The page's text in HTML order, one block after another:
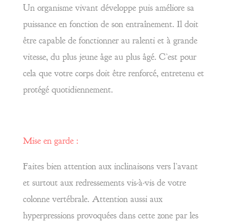
Un organisme vivant développe puis améliore sa
puissance en fonction de son entraînement. Il doit
être capable de fonctionner au ralenti et à grande
vitesse, du plus jeune âge au plus âgé. C’est pour
cela que votre corps doit être renforcé, entretenu et
protégé quotidiennement.
Mise en garde :
Faites bien attention aux inclinaisons vers l’avant
et surtout aux redressements vis-à-vis de votre
colonne vertébrale. Attention aussi aux
hyperpressions provoquées dans cette zone par les